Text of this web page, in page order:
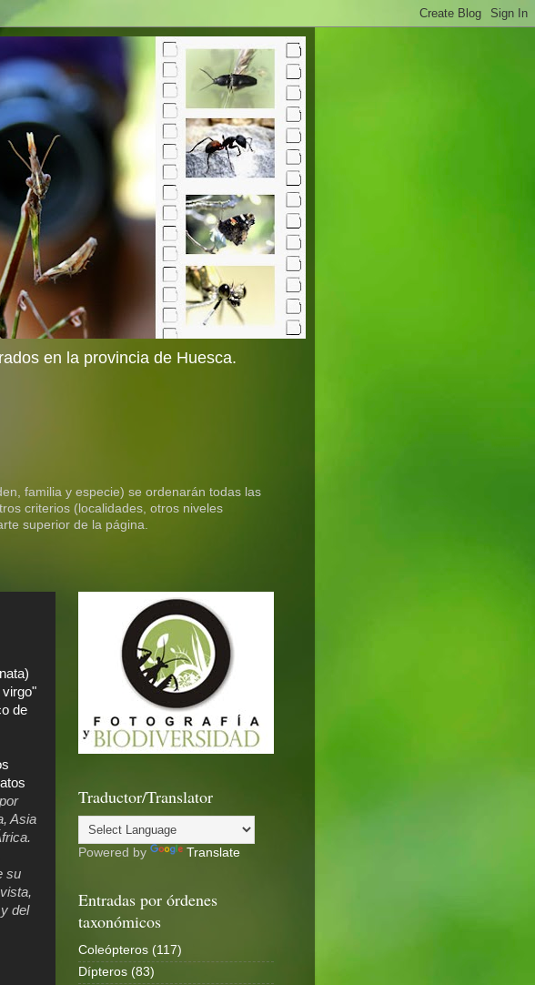
en la provincia de Huesca.
familia y especie) se ordenarán todas las
criterios (localidades, otros niveles
superior de la página.
de
Asia
su
del
Traductor/Translator
Powered by Translate
Entradas por órdenes
taxonómicos
Coleópteros (117)
Dípteros (83)